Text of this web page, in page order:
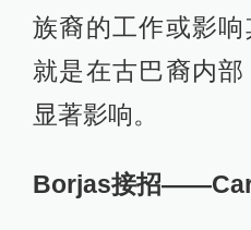
族裔的工作或影响
就是在古巴裔内
显著影响。
Borjas接招